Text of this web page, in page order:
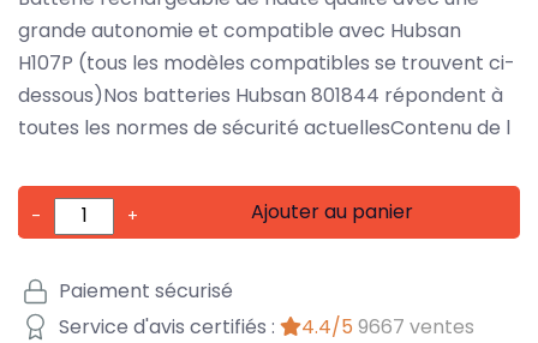
grande autonomie et compatible avec Hubsan
H107P (tous les modèles compatibles se trouvent ci-
dessous)Nos batteries Hubsan 801844 répondent à
toutes les normes de sécurité actuellesContenu de l
- + Ajouter au panier
Paiement sécurisé
Service d'avis certifiés :
4.4/5 9667 ventes